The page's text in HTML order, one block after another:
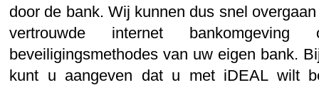
door de bank. Wij kunnen dus snel
vertrouwde internet
beveiligingsmethodes van uw eigen bank.
kunt u aangeven dat u met iDEAL wilt